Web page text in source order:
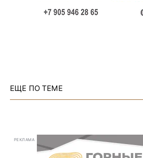
ЕЩЕ ПО ТЕМЕ
РЕКЛАМА